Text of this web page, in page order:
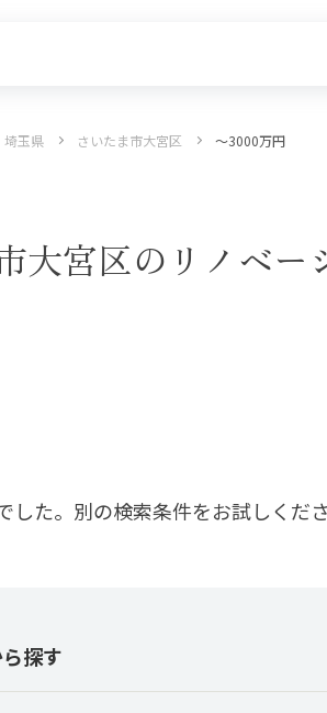
埼玉県 さいたま市大宮区 〜3000万円
大宮区のリノベ
た。別の検索条件をお試しくださ
探す